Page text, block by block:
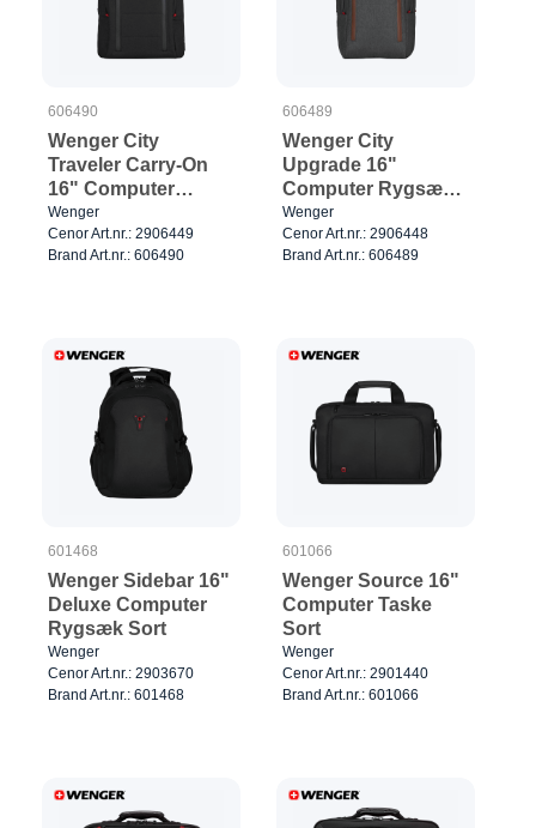
606490
Wenger City
Traveler Carry-On
16" Computer
Rygsæk Sort
Wenger
Cenor Art.nr.: 2906449
Brand Art.nr.: 606490
606489
Wenger City
Upgrade 16"
Computer Rygsæk
Grå
Wenger
Cenor Art.nr.: 2906448
Brand Art.nr.: 606489
601468
Wenger Sidebar 16"
Deluxe Computer
Rygsæk Sort
Wenger
Cenor Art.nr.: 2903670
Brand Art.nr.: 601468
601066
Wenger Source 16"
Computer Taske
Sort
Wenger
Cenor Art.nr.: 2901440
Brand Art.nr.: 601066